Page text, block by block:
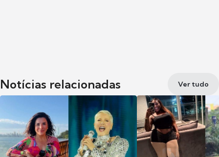
Notícias relacionadas Ver tudo